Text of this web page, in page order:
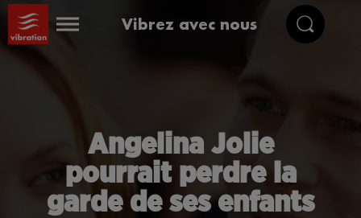
Vibrez avec nous
Angelina Jolie
pourrait perdre la
garde de ses enfants